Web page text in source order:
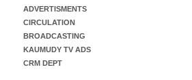
ADVERTISMENTS
CIRCULATION
BROADCASTING
KAUMUDY TV ADS
CRM DEPT